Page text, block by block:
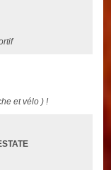
et vélo ) !